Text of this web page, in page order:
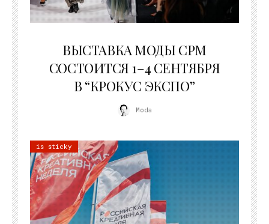
ВЫСТАВКА МОДЫ CPM
СОСТОИТСЯ 1–4 СЕНТЯБРЯ
В “КРОКУС ЭКСПО”
Moda
is sticky